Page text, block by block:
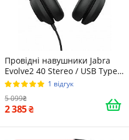
Провідні навушники Jabra
Evolve2 40 Stereo / USB Type-
C / Чорні
1 відгук
5 099
2 385